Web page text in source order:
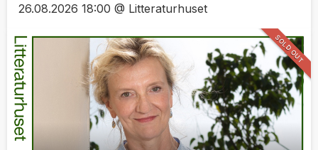
26.08.2026 18:00 @ Litteraturhuset
SOLD OUT